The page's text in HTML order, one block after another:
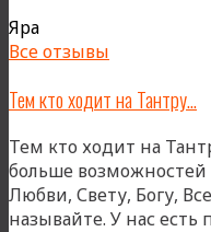
Яра
Все отзывы
Тем кто ходит на Тантру…
Тем кто ходит на
больше
Любви, Свету, Богу,
называйте. У нас